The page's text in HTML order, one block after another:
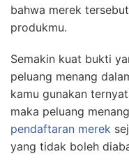
bahwa merek
produkmu.
Semakin kuat bukti
peluang menang
kamu gunakan
maka peluang
pendaftaran merek
yang tidak boleh